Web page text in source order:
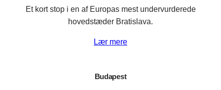
Et kort stop i en af Europas mest undervurderede
hovedstæder Bratislava.
Lær mere
Budapest